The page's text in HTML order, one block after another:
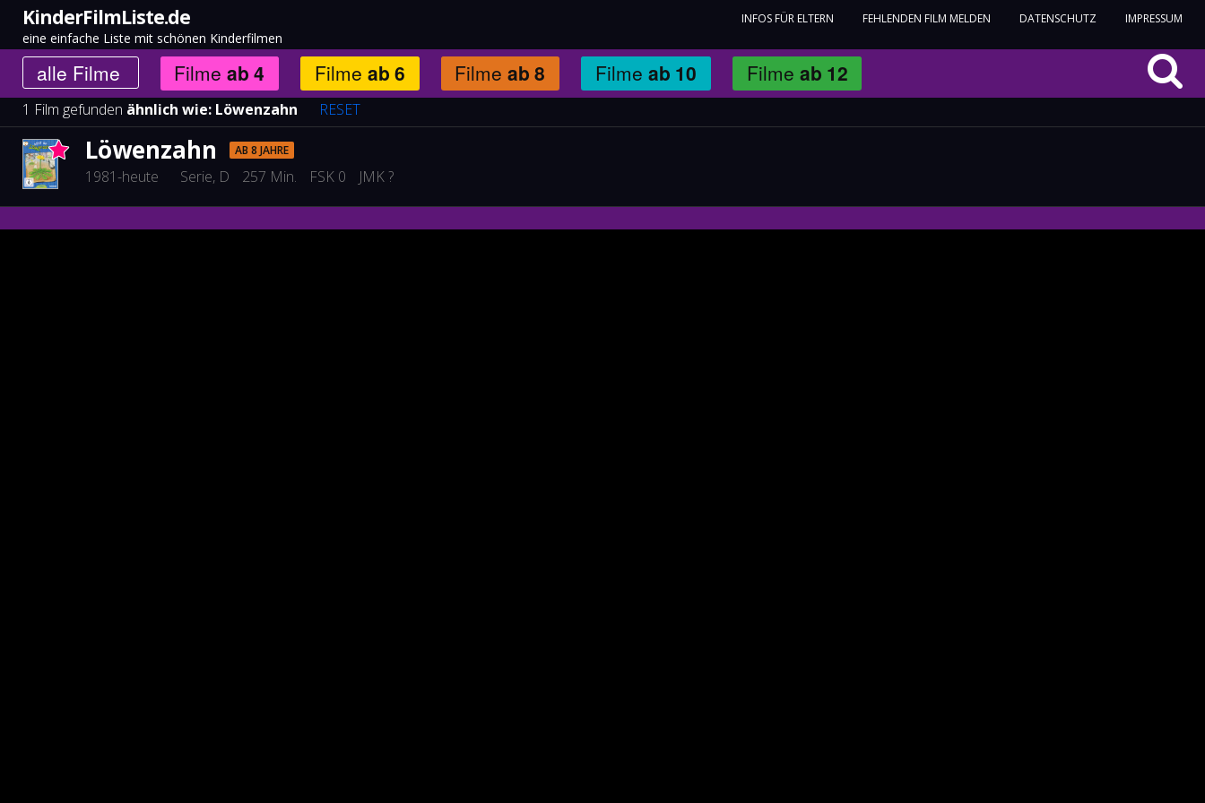
KinderFilmListe.de
eine einfache Liste mit schönen Kinderfilmen
INFOS FÜR ELTERN FEHLENDEN FILM MELDEN DATENSCHUTZ IMPRESSUM
alle Filme Filme ab 4 Filme ab 6 Filme ab 8 Filme ab 10 Filme ab 12
1 Film gefunden ähnlich wie: Löwenzahn RESET
Löwenzahn AB 8 JAHRE
1981-heute Serie, D 257 Min. FSK 0 JMK ?